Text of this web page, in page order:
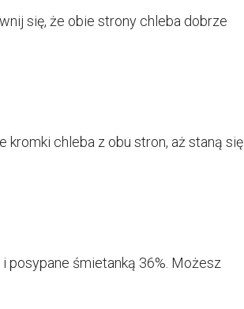
się, że obie strony chleba dobrze
kromki chleba z obu stron, aż staną się
posypane śmietanką 36%. Możesz